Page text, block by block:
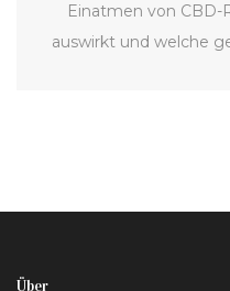
Einatmen von CBD-
auswirkt und welche
Über